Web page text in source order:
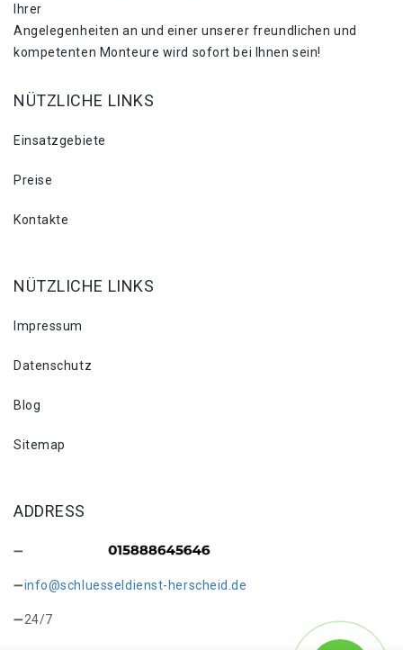
Ihrer
Angelegenheiten an und einer unserer freundlichen und
kompetenten Monteure wird sofort bei Ihnen sein!
NÜTZLICHE LINKS
Einsatzgebiete
Preise
Kontakte
NÜTZLICHE LINKS
Impressum
Datenschutz
Blog
Sitemap
ADDRESS
info@schluesseldienst-herscheid.de
24/7